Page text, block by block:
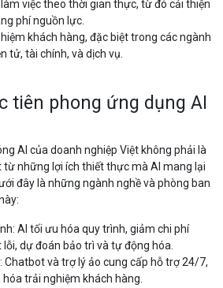
việc theo thời gian thực, từ đó cải thiện
phí nguồn lực.
khách hàng, đặc biệt trong các ngành
tử, tài chính, và dịch vụ.
tiên phong ứng dụng AI
AI của doanh nghiệp Việt không phải là
những lợi ích thiết thực mà AI mang lại
đây là những ngành nghề và phòng ban
AI tối ưu hóa quy trình, giảm chi phí
dự đoán bảo trì và tự động hóa.
Chatbot và trợ lý ảo cung cấp hỗ trợ 24/7,
trải nghiệm khách hàng.